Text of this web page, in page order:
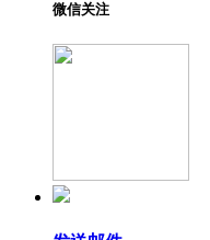
微信关注